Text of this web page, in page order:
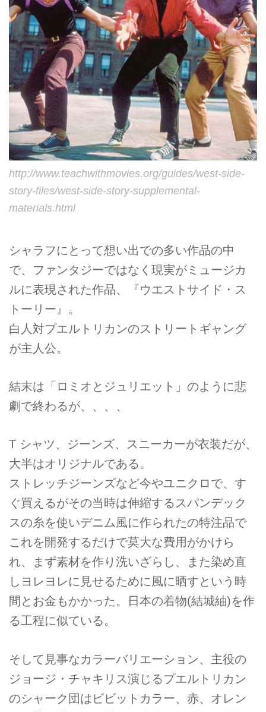
http://www.teachwithmovies.org/guides/west-side-
story-files/west-side-story-supplemental-
materials.html
シャラフにとって想い出での多い作品の中
で、ファンタジーではなく現実がミュージカ
ルに表現された作品、『ウエストサイド・ス
トーリー』。
白人対プエルトリカンのストリートギャング
が主人公。
結末は「ロミオとジュリエット」のように悲
劇で終わるが、、、、
T シャツ、ジーンズ、スニーカーが衣装だが、
大半はオリジナルである。
ストレッチジーンズなど今やユニクロで、す
ぐ買えるがその当時は伸縮するスパンデック
スの糸を使いデニム風に作られたの特注品で
これを開発するだけで莫大な費用がかけら
れ、まず素材を作り洗いざらし、また染め直
しヨレヨレに見せるために風に晒すという時
間とお金もかかった。日本の着物(結城紬)を作
る工程に似ている。
そして見事なカラーバリエーション、主役の
ジョージ・チャキリス演じるプエルトリカン
のシャーク団はビビットカラー、赤、オレン